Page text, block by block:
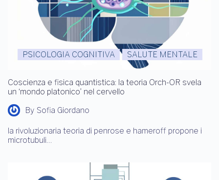
PSICOLOGIA COGNITIVA SALUTE MENTALE
Coscienza e fisica quantistica: la teoria Orch-OR svela
un ‘mondo platonico’ nel cervello
By Sofia Giordano
la rivoluzionaria teoria di penrose e hameroff propone i
microtubuli…